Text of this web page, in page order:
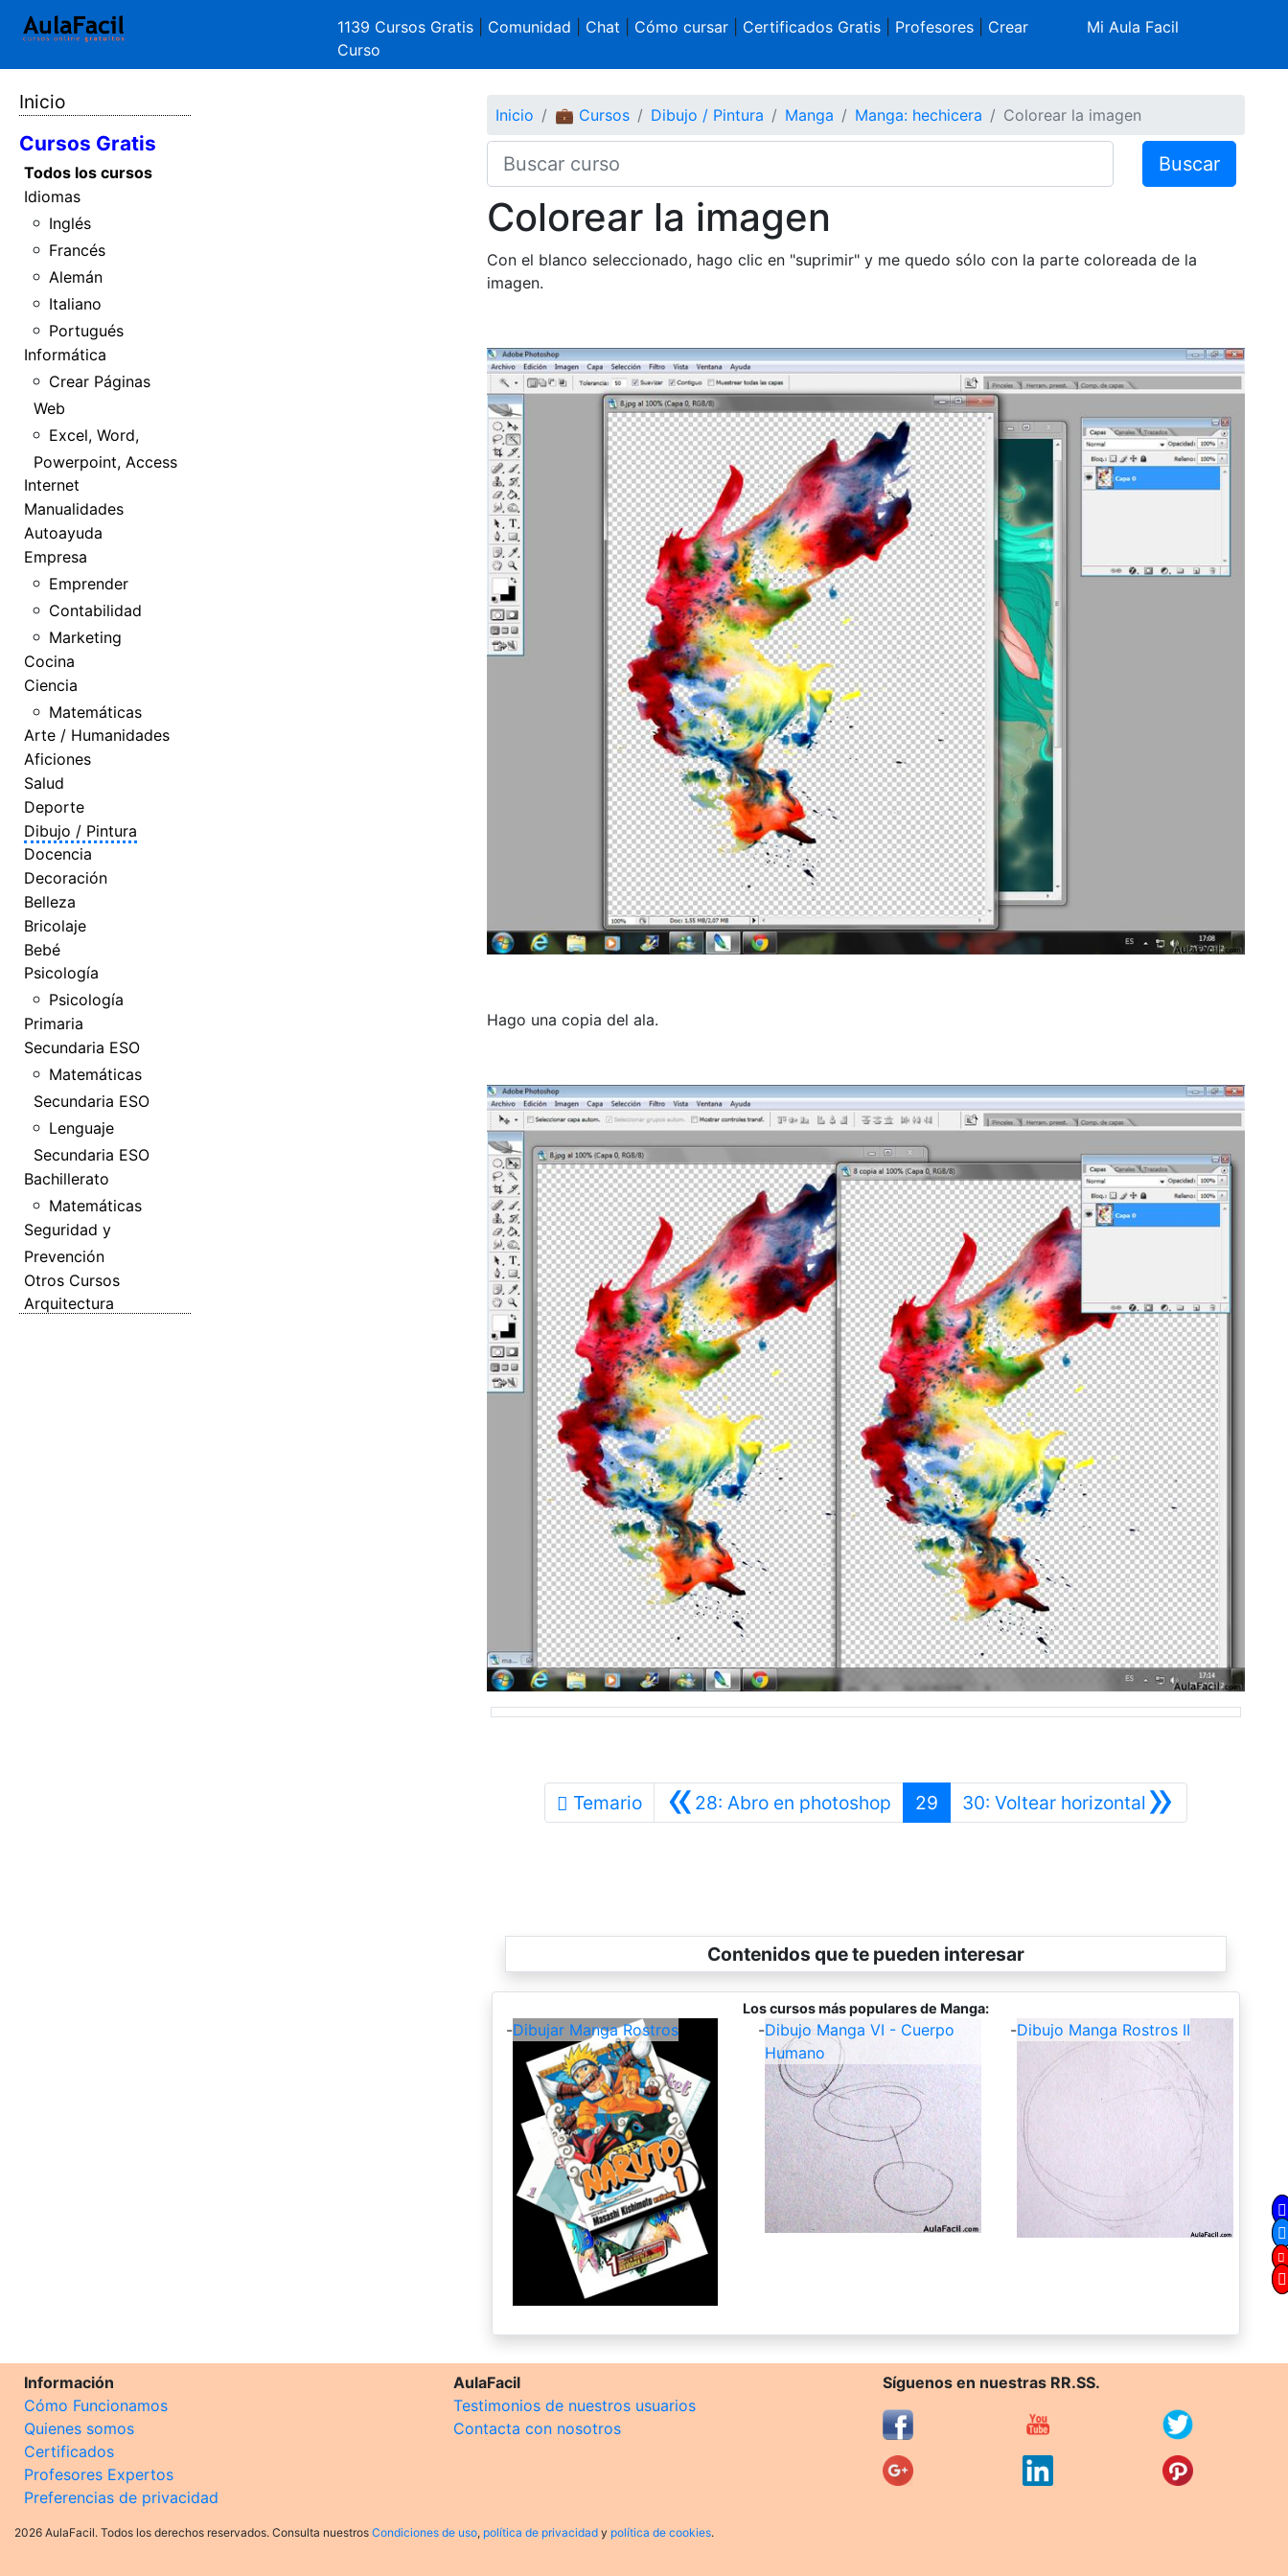
1139 Cursos Gratis Comunidad Chat Cómo cursar| Certificados Gratis| Profesores| Crear
Curso
Mi Aula Facil
Inicio
Cursos Gratis
Todos los cursos
Idiomas
Inglés
Francés
Alemán
Italiano
Portugués
Informática
Crear Páginas
Web
Excel, Word,
Powerpoint, Access
Internet
Manualidades
Autoayuda
Empresa
Emprender
Contabilidad
Marketing
Cocina
Ciencia
Matemáticas
Arte / Humanidades
Aficiones
Salud
Deporte
Dibujo / Pintura
Docencia
Decoración
Belleza
Bricolaje
Bebé
Psicología
Psicología
Primaria
Secundaria ESO
Matemáticas
Secundaria ESO
Lenguaje
Secundaria ESO
Bachillerato
Matemáticas
Seguridad y
Prevención
Otros Cursos
Arquitectura
Inicio 💼 Cursos Dibujo / Pintura Manga Manga: hechicera Colorear la imagen
Buscar
Colorear la imagen
Con el blanco seleccionado, hago clic en "suprimir" y me quedo sólo con la parte coloreada de la
imagen.
Hago una copia del ala.
Temario «28: Abro en photoshopAnterior
29 »
30: Voltear horizontal Siguiente
Contenidos que te pueden interesar
Los cursos más populares de Manga:
-Dibujar Manga Rostros -Dibujo Manga VI - Cuerpo
Humano
-Dibujo Manga Rostros II
Información
Cómo Funcionamos
Quienes somos
Certificados
Profesores Expertos
Preferencias de privacidad
AulaFacil
Testimonios de nuestros usuarios
Contacta con nosotros
Síguenos en nuestras RR.SS.
2026 AulaFacil. Todos los derechos reservados. Consulta nuestros Condiciones de uso, política de privacidad y política de cookies.